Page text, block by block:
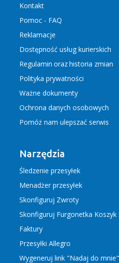
Kontakt
Pomoc - FAQ
Reklamacje
Dostępność usług kurierskich
Regulamin orazhistoria zmian
Polityka prywatności
Ważne dokumenty
Ochrona danych osobowych
Pomóż nam ulepszać serwis
Narzędzia
Śledzenie przesyłek
Menadżer przesyłek
Skonfiguruj Zwroty
Skonfiguruj Furgonetka Koszyk
Faktury
Przesyłki Allegro
Wygeneruj link "Nadaj do mnie"